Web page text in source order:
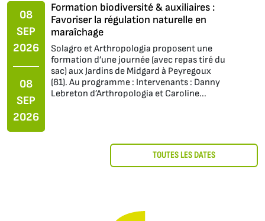
08
SEP
2026
08
SEP
2026
Formation biodiversité & auxiliaires :
Favoriser la régulation naturelle en
maraîchage
Solagro et Arthropologia proposent une
formation d’une journée (avec repas tiré du
sac) aux Jardins de Midgard à Peyregoux
(81). Au programme : Intervenants : Danny
Lebreton d’Arthropologia et Caroline...
TOUTES LES DATES